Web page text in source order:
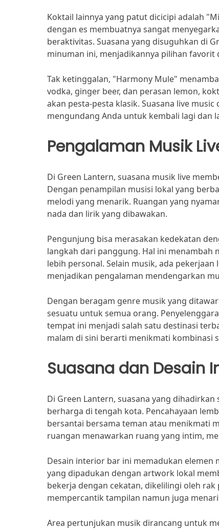
Koktail lainnya yang patut dicicipi adalah
dengan es membuatnya sangat
beraktivitas. Suasana yang disuguhkan di
minuman ini, menjadikannya pilihan favorit
Tak ketinggalan, "Harmony Mule"
vodka, ginger beer, dan perasan lemon,
akan pesta-pesta klasik. Suasana live
mengundang Anda untuk kembali lagi dan
Pengalaman Musik
Di Green Lantern, suasana musik live
Dengan penampilan musisi lokal yang
melodi yang menarik. Ruangan yang
nada dan lirik yang dibawakan.
Pengunjung bisa merasakan kedekatan
langkah dari panggung. Hal ini
lebih personal. Selain musik, ada
menjadikan pengalaman mendengarkan
Dengan beragam genre musik yang
sesuatu untuk semua orang.
tempat ini menjadi salah satu destinasi
malam di sini berarti menikmati kombinasi
Suasana dan Desain
Di Green Lantern, suasana yang
berharga di tengah kota. Pencahayaan
bersantai bersama teman atau menikmati
ruangan menawarkan ruang yang intim,
Desain interior bar ini memadukan elemen
yang dipadukan dengan artwork lokal
bekerja dengan cekatan, dikelilingi oleh
mempercantik tampilan namun juga
Area pertunjukan musik dirancang untuk